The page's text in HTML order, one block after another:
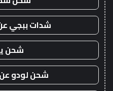
شدات ببجي
شحن
شحن لودو